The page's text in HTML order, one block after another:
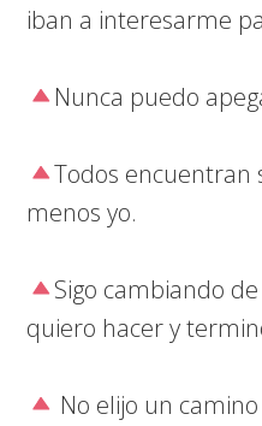
iban a interesarme
Nunca puedo
Todos encuentran
menos yo.
Sigo cambiando
quiero hacer y
No elijo un